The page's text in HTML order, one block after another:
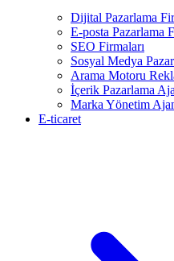
Dijital Pazarlama
E-posta Pazarlama
SEO Firmaları
Sosyal Medya
Arama Motoru
İçerik Pazarlama
Marka Yönetim
E-ticaret